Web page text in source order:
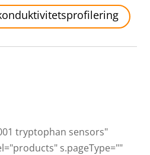
tryptophan sensors"
s.pageType=""